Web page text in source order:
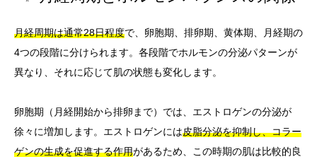
月経周期は通常28日程度で、卵胞期、排卵期、黄体期、月経期の
4つの段階に分けられます。各段階でホルモンの分泌パターンが
異なり、それに応じて肌の状態も変化します。
卵胞期（月経開始から排卵まで）では、エストロゲンの分泌が
徐々に増加します。エストロゲンには皮脂分泌を抑制し、コラー
ゲンの生成を促進する作用があるため、この時期の肌は比較的良